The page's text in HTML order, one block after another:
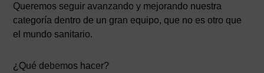
Queremos seguir avanzando y mejorando nuestra
categoría dentro de un gran equipo, que no es otro que
el mundo sanitario.
¿Qué debemos hacer?